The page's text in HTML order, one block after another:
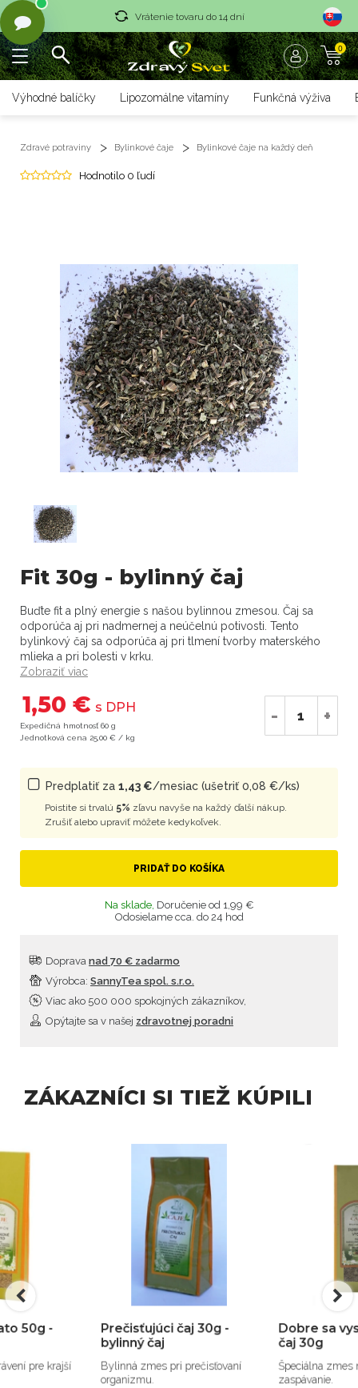
Vrátenie tovaru do 14 dní
Rýchle dodanie <36 hod
Rýchle dodanie <36 hod
0
Výhodné balíčky Lipozomálne vitamíny Funkčná výživa
Zdravé potraviny Bylinkové čaje Bylinkové čaje na každý deň
Hodnotilo 0 ľudí
Fit 30g - bylinný čaj
Buďte fit a plný energie s našou bylinnou zmesou. Čaj sa
odporúča aj pri nadmernej a neúčelnú potivosti. Tento
bylinkový čaj sa odporúča aj pri tlmení tvorby materského
mlieka a pri bolesti v krku.
Zobraziť viac
1,50 € s DPH
Expedičná hmotnosť 60 g
Jednotková cena 25,00 € / kg
- +
Predplatiť za 1,43 €/mesiac (ušetriť 0,08 €/ks)
Poistite si trvalú 5% zľavu navyše na každý ďalší nákup.
Zrušiť alebo upraviť môžete kedykoľvek.
PRIDAŤ DO KOŠÍKA
Na sklade, Doručenie od 1,99 €
Odosielame cca. do 24 hod
Doprava nad 70 € zadarmo
Viac ako 500 000 spokojných zákazníkov,
Výrobca: SannyTea spol. s.r.o.
Opýtajte sa v našej zdravotnej poradni
ZÁKAZNÍCI SI TIEŽ KÚPILI
Prečisťujúci čaj 30g -
Bylinná zmes pri prečisťovaní
Dobre sa vyspi ! - bylinný
Špeciálna zmes na príjemnejšie